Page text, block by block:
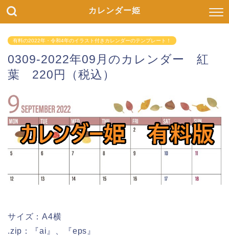
カレンダー姫
有料の2022年・令和4年のイラスト付きカレンダーのテンプレート！
0309-2022年09月のカレンダー 紅
葉 220円（税込）
サイズ：A4横
.zip：『ai』、『eps』